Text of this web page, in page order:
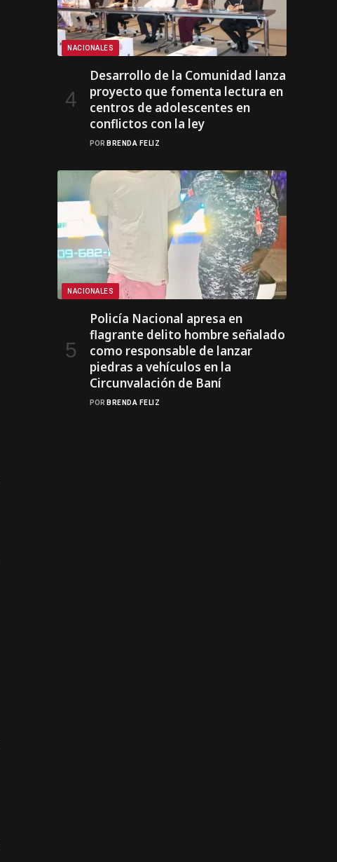
NACIONALES
Desarrollo de la Comunidad lanza
proyecto que fomenta lectura en
centros de adolescentes en
conflictos con la ley
POR BRENDA FELIZ
NACIONALES
Policía Nacional apresa en
flagrante delito hombre señalado
como responsable de lanzar
piedras a vehículos en la
Circunvalación de Baní
POR BRENDA FELIZ